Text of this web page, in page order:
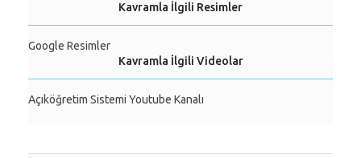
Kavramla İlgili Resimler
Google Resimler
Kavramla İlgili Videolar
Açıköğretim Sistemi Youtube Kanalı